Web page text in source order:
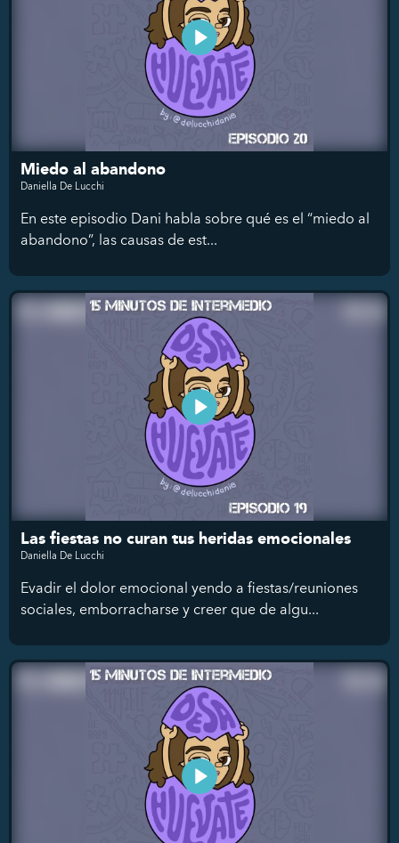
Miedo al abandono
Daniella De Lucchi
En este episodio Dani habla sobre qué es el “miedo al
abandono”, las causas de est...
Las fiestas no curan tus heridas emocionales
Daniella De Lucchi
Evadir el dolor emocional yendo a fiestas/reuniones
sociales, emborracharse y creer que de algu...